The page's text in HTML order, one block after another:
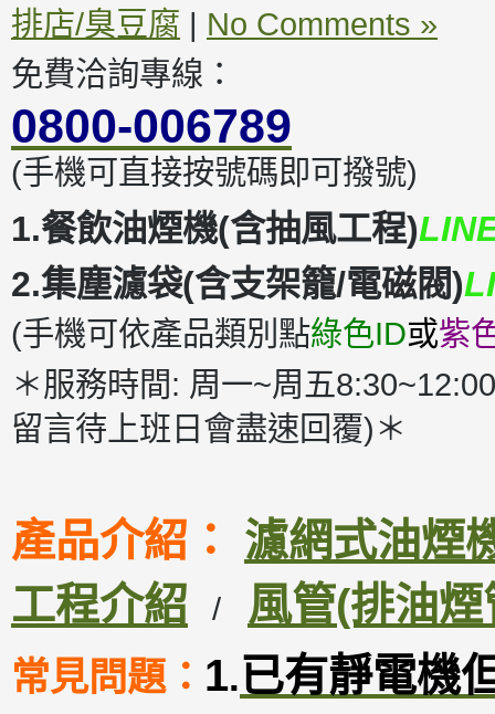
排店/臭豆腐 | No Comments »
免費洽詢專線：
0800-006789
(手機可直接按號碼即可撥號)
1.餐飲油煙機(含抽風工程)
2.集塵濾袋(含支架籠/電磁閥)
(手機可依產品類別點綠色ID或紫
＊服務時間: 周一~周五
留言待上班日會盡速回覆)＊
產品介紹： 濾網式油煙
工程介紹
/ 風管(排油煙
常見問題： 1.已有靜電機